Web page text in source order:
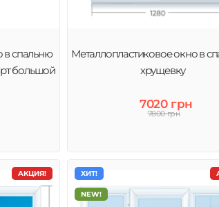
в спальню
большой
Металлопластиковое окно в
хрущевку
7020 грн
7800 грн
АКЦИЯ! ХИТ!
NEW!